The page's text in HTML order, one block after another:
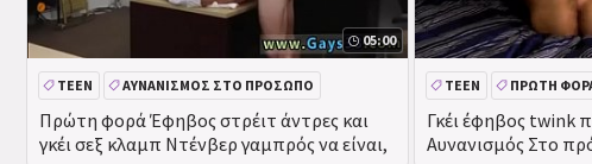
05:00
Πρώτη φορά Έφηβος στρέιτ άντρες και
γκέι σεξ κλαμπ Ντένβερ γαμπρός να είναι,
TEEN
ΑΥΝΑΝΙΣΜΌΣ ΣΤΟ ΠΡΌΣΩΠΟ
ΔΗΜΌΣΙΑ
ΠΡΑΓΜΑΤΙΚΌΤΗΤΑ
Γκέι έφηβος twink
Αυνανισμός Στο
TEEN ΠΡΏΤΗ
ΑΥΝΑΝΙΣΜΌΣ ΣΤΟ